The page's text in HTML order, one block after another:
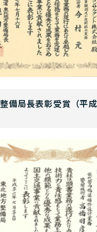
備局長表彰受賞（平成